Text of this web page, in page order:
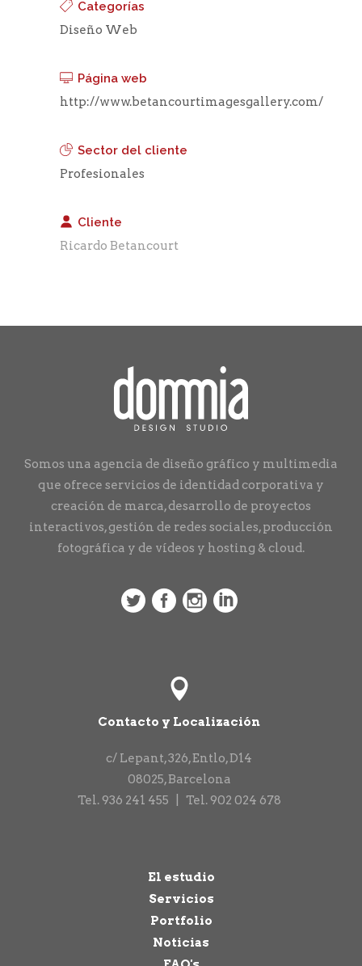
Categorías
Diseño Web
Página web
http://www.betancourtimagesgallery.com/
Sector del cliente
Profesionales
Cliente
Ricardo Betancourt
Somos una agencia de diseño gráfico y multimedia
que ofrece servicios de identidad corporativa y
creación de marca, desarrollo de proyectos
interactivos, gestión de redes sociales, producción
fotográfica y de vídeos y hosting & cloud.
Contacto y Localización
c/ Lepant, 326, Entlo, D14
08025,Barcelona
Tel. 936 241 455 Tel. 902 024 678
El estudio
Servicios
Portfolio
Noticias